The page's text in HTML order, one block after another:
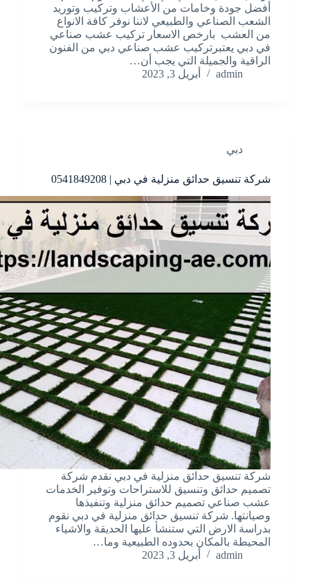
أفضل جودة وخامات من الأعشاب وتركيب وتوريد
الشعب الصناعي والطبيعي لاننا نوفر كافة الانواع
من العشب بارخص الاسعار تركيب عشب صناعي
في دبي يعتبرتركيب عشب صناعي دبي من الفنون
الراقية والجميلة التي يجب أن…
admin
أبريل 3, 2023
دبي
شركة تنسيق حدائق منزلية في دبي | 0541849208
شركة تنسيق حدائق منزلية في دبي نقدم شركة
تصميم حدائق وتنسيق للاستراحات وتوفير الخدمات
عشب صناعي تصميم حدائق منزلية وتنفيذها
وصيانتها. شركة تنسيق حدائق منزلية في دبي نقوم
بدراسة الارض التي ستنشأ عليها الحديقة والاشياء
المحيطة بالمكان بحدوده الطبيعية وما…
admin
أبريل 3, 2023